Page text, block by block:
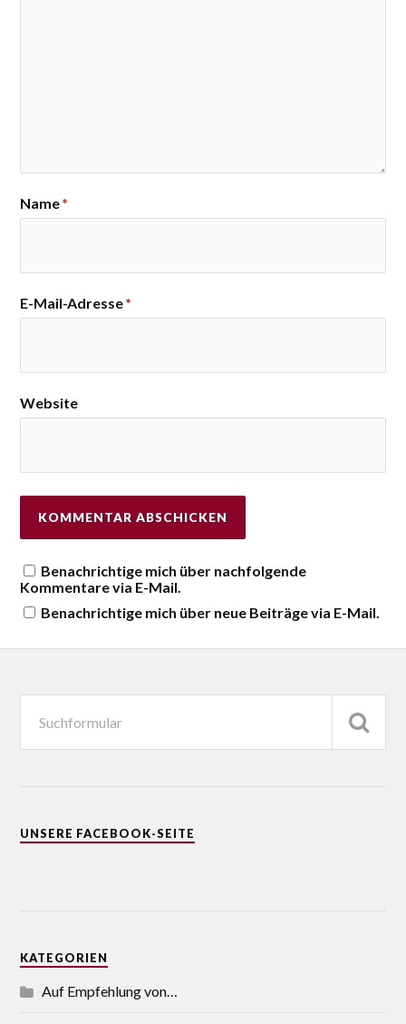
Name*
E-Mail-Adresse*
Website
Benachrichtige mich über nachfolgende
Kommentare via E-Mail.
Benachrichtige mich über neue Beiträge via E-Mail.
UNSERE FACEBOOK-SEITE
KATEGORIEN
Auf Empfehlung von…